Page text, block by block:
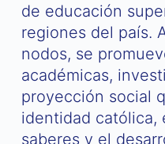
de educación
regiones del país.
nodos, se
académicas,
proyección social
identidad católica,
saberes y el